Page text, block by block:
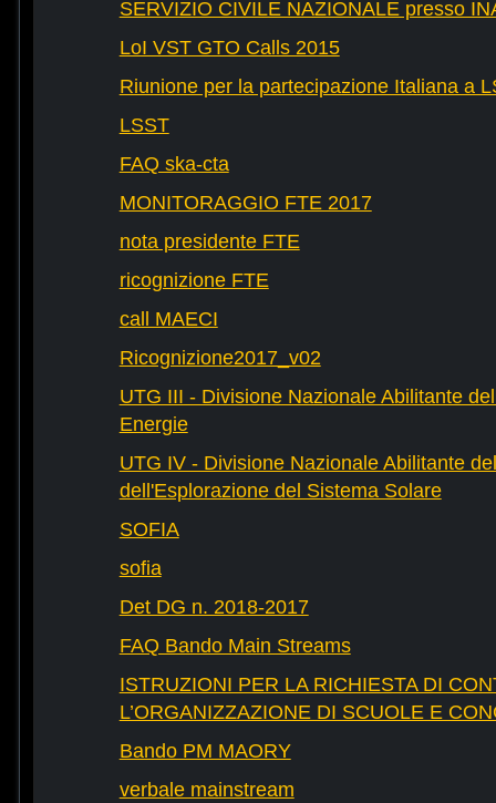
SERVIZIO CIVILE NAZIONALE presso
LoI VST GTO Calls 2015
Riunione per la partecipazione Italiana a
LSST
FAQ ska-cta
MONITORAGGIO FTE 2017
nota presidente FTE
ricognizione FTE
call MAECI
Ricognizione2017_v02
UTG III - Divisione Nazionale Abilitante
Energie
UTG IV - Divisione Nazionale Abilitante
dell'Esplorazione del Sistema Solare
SOFIA
sofia
Det DG n. 2018-2017
FAQ Bando Main Streams
ISTRUZIONI PER LA RICHIESTA DI
L’ORGANIZZAZIONE DI SCUOLE E
Bando PM MAORY
verbale mainstream